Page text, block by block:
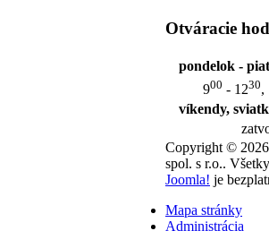
Otváracie
pondelok -
900 - 1230,
víkendy,
Copyright ©
spol. s r.o..
Joomla! je
Mapa stránky
Administrácia